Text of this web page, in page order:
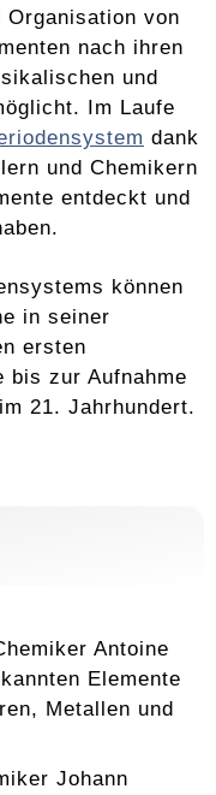
Organisation von
nach ihren
und
Im Laufe
dank
und Chemikern
entdeckt und
können
​​in seiner
ersten
bis zur Aufnahme
21. Jahrhundert.
Antoine
Elemente
Metallen und
Johann